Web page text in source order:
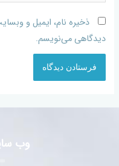
ذخیره نام، ایمیل و
دیدگاهی می‌نویسم.
وب